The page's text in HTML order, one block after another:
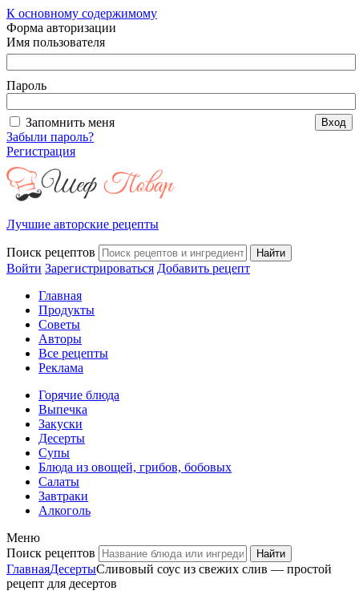
К основному содержимому
Форма авторизации
Имя пользователя
Пароль
Запомнить меня
Забыли пароль?
Регистрация
Лучшие авторские рецепты
Поиск рецептов
Войти Зарегистрироваться Добавить рецепт
Главная
Продукты
Советы
Авторы
Все рецепты
Реклама
Горячие блюда
Выпечка
Закуски
Десерты
Супы
Блюда из овощей, грибов, бобовых
Салаты
Завтраки
Алкоголь
Меню
Поиск рецептов
ГлавнаяДесертыСливовый соус из свежих слив — простой
рецепт для десертов